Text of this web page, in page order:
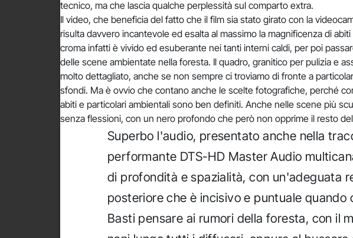
tecnico, ma che lascia qualche perplessità sul comparto extra.
Il video, che beneficia del fatto che il film sia stato girato con la
risulta davvero incantevole ed esalta al massimo la magnificenza di
croma infatti è vivido ed esuberante nei tanti interni caldi, per poi
delle scene ambientate nella foresta. Il quadro, granitico per pulizia e
molto dettagliato, anche se non sempre ci troviamo di fronte a
sfondi. Ma è ovvio che contano anche le scelte fotografiche, perché
abiti e particolari ambientali sono ben definiti. Anche nelle scene più
senza flessioni, con un nero profondo che però non opprime il resto
Superbo l'audio, presentato anche nella
performante DTS-HD Master Audio
di profondità e spazialità, con un'adeguata
posteriore che è incisivo e puntuale quando
Basti pensare ai rumori della foresta, con il